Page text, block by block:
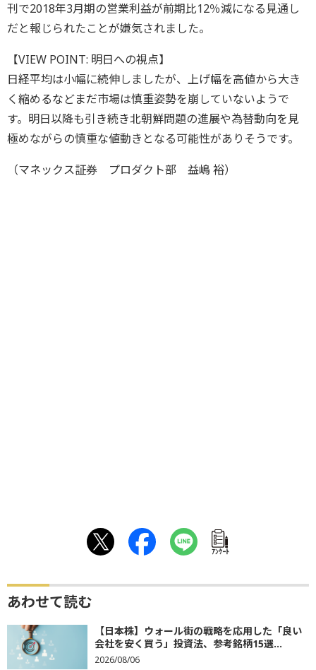
刊で2018年3月期の営業利益が前期比12％減になる見通し
だと報じられたことが嫌気されました。
【VIEW POINT: 明日への視点】
日経平均は小幅に続伸しましたが、上げ幅を高値から大き
く縮めるなどまだ市場は慎重姿勢を崩していないようで
す。明日以降も引き続き北朝鮮問題の進展や為替動向を見
極めながらの慎重な値動きとなる可能性がありそうです。
（マネックス証券 プロダクト部 益嶋 裕）
ｱﾝｹｰﾄ
あわせて読む
【日本株】ウォール街の戦略を応用した「良い
会社を安く買う」投資法、参考銘柄15選...
2026/08/06